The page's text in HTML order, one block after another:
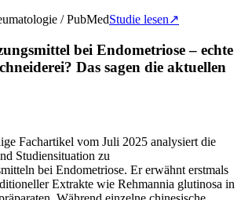
/ PubMedStudie lesen↗
bei Endometriose – echte
Das sagen die aktuellen
Fachartikel vom Juli 2025 analysiert die
Studiensituation zu
bei Endometriose. Er erwähnt erstmals
Extrakte wie Rehmannia glutinosa in